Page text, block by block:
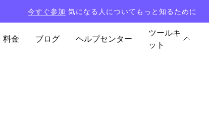
今すぐ参加 気になる人についてもっと知るために
料金 ブログ ヘルプセンター
ツールキ
ット